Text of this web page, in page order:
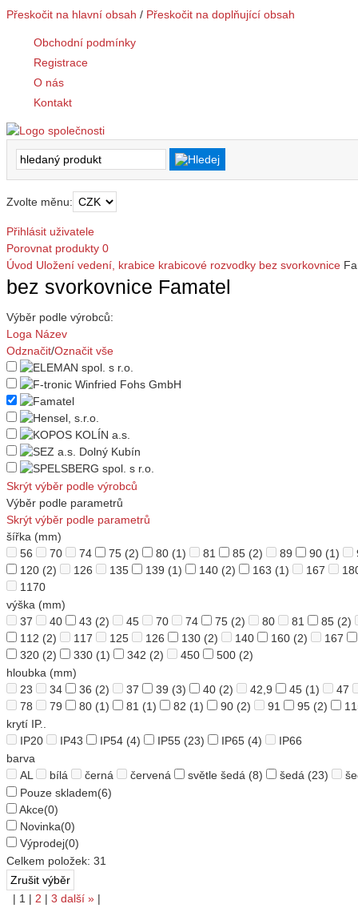
Přeskočit na hlavní obsah / Přeskočit na doplňující obsah
Obchodní podmínky
Registrace
O nás
Kontakt
Zvolte měnu:
Přihlásit uživatele
Porovnat produkty 0
Úvod Uložení vedení, krabice krabicové rozvodky bez svorkovnice
bez svorkovnice Famatel
Výběr podle výrobců:
Loga Název
Odznačit/Označit vše
Skrýt výběr podle výrobců
Výběr podle parametrů
Skrýt výběr podle parametrů
šířka (mm)
56
70 74 75 (2) 80 (1) 81 85 (2) 89 90 (1)
120 (2) 126 135 139 (1) 140 (2) 163 (1) 167
1170
výška (mm)
37
40 43 (2) 45 70 74 75 (2) 80 81 85 (2)
112 (2) 117 125 126 130 (2) 140 160 (2)
167
320 (2) 330 (1) 342 (2) 450 500 (2)
hloubka (mm)
23
34 36 (2) 37 39 (3) 40 (2) 42,9 45 (1)
47
78
79 80 (1) 81 (1) 82 (1) 90 (2) 91 95 (2)
krytí IP..
IP20
IP43 IP54 (4) IP55 (23) IP65 (4)
IP66
barva
AL
bílá černá červená světle šedá (8) šedá (23)
Pouze skladem(6)
Akce(0)
Novinka(0)
Výprodej(0)
Celkem položek: 31
| 1 | 2 | 3 další » |